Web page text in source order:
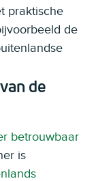
praktische
de
de
betrouwbaar
is